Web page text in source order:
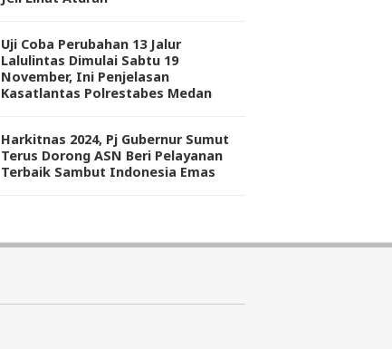
Uji Coba Perubahan 13 Jalur
Lalulintas Dimulai Sabtu 19
November, Ini Penjelasan
Kasatlantas Polrestabes Medan
Harkitnas 2024, Pj Gubernur Sumut
Terus Dorong ASN Beri Pelayanan
Terbaik Sambut Indonesia Emas